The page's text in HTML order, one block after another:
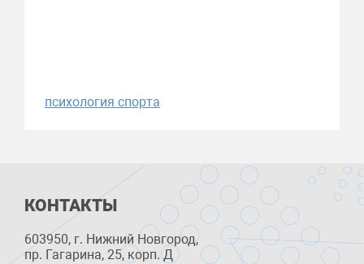
психология спорта
КОНТАКТЫ
603950, г. Нижний Новгород,
пр. Гагарина, 25, корп. Д